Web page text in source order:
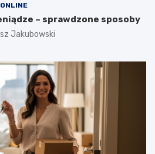
– sprawdzone sposoby
Jakubowski